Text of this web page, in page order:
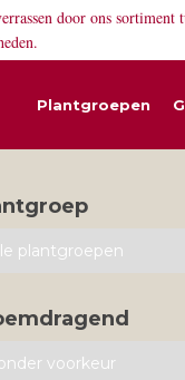
door ons
Plantgroepen